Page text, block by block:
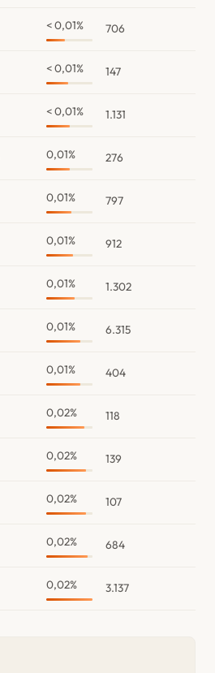
< 0,01% 706
< 0,01% 147
< 0,01% 1.131
0,01% 276
0,01% 797
0,01% 912
0,01% 1.302
0,01% 6.315
0,01% 404
0,02% 118
0,02% 139
0,02% 107
0,02% 684
0,02% 3.137